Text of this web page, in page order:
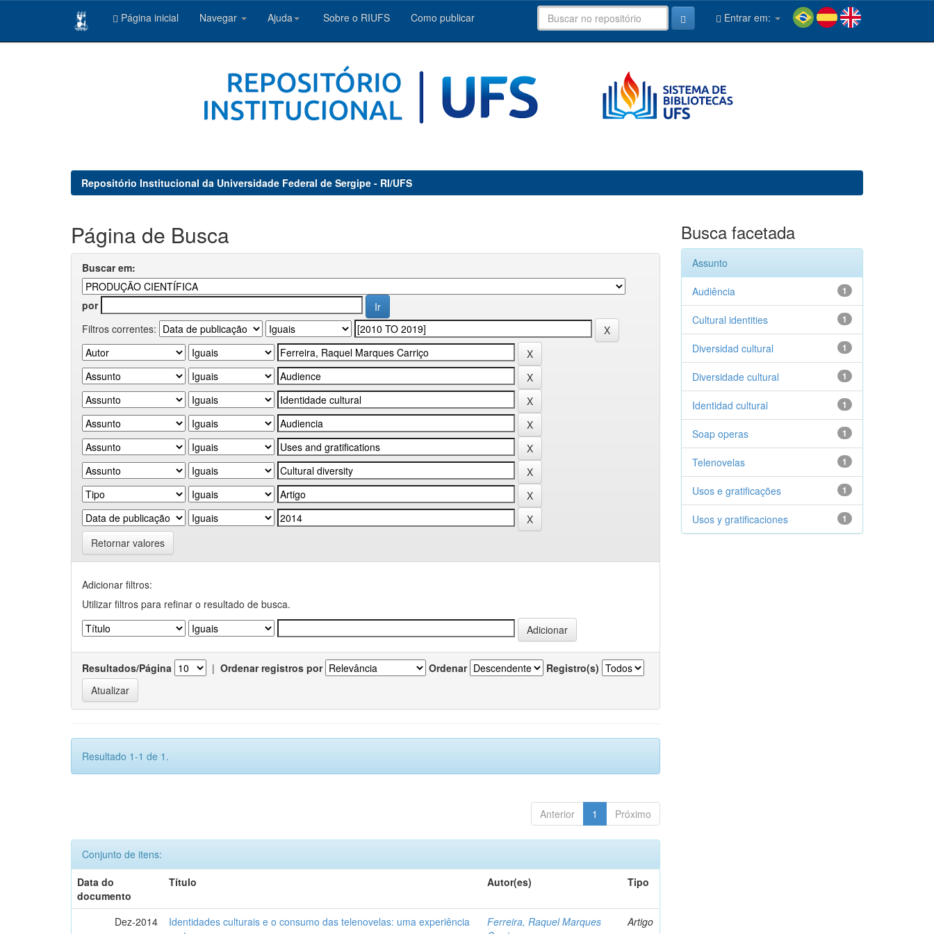
Página inicial Navegar Ajuda Sobre o RIUFS Como publicar Entrar em:
Repositório Institucional da Universidade Federal de Sergipe - RI/UFS
Página de Busca
Buscar em:
por
Filtros correntes:
Retornar valores
Adicionar filtros:
Utilizar filtros para refinar o resultado de busca.
Resultados/Página | Ordenar registros por Ordenar Registro(s)
Resultado 1-1 de 1.
Anterior 1 Próximo
Conjunto de itens:
Data do
documento
Título Autor(es) Tipo
Dez-2014
Identidades culturais e o consumo das telenovelas: uma experiência
Ferreira, Raquel Marques
Artigo
Busca facetada
Assunto
1
Audiência
1
Cultural identities
1
Diversidad cultural
1
Diversidade cultural
1
Identidad cultural
1
Soap operas
1
Telenovelas
1
Usos e gratificações
1
Usos y gratificaciones